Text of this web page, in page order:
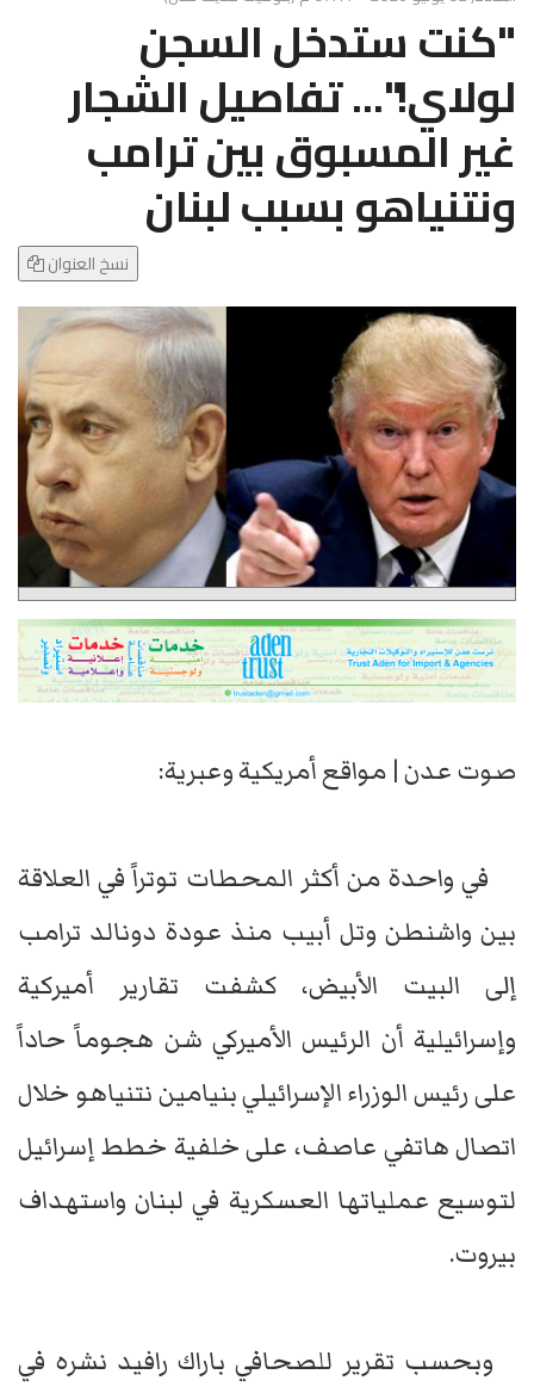
e
N
a
v
i
g
a
o
n
"كنت ستدخل السجن
لولاي!"... تفاصيل الشجار
غير المسبوق بين ترامب
ونتنياهو بسبب لبنان
نسخ العنوان
صوت عدن | مواقع أمريكية وعبرية:
في واحدة من أكثر المحطات توتراً في العلاقة
بين واشنطن وتل أبيب منذ عودة دونالد ترامب
إلى البيت الأبيض، كشفت تقارير أميركية
وإسرائيلية أن الرئيس الأميركي شن هجوماً حاداً
على رئيس الوزراء الإسرائيلي بنيامين نتنياهو خلال
اتصال هاتفي عاصف، على خلفية خطط إسرائيل
لتوسيع عملياتها العسكرية في لبنان واستهداف
بيروت.
وبحسب تقرير للصحافي باراك رافيد نشره في